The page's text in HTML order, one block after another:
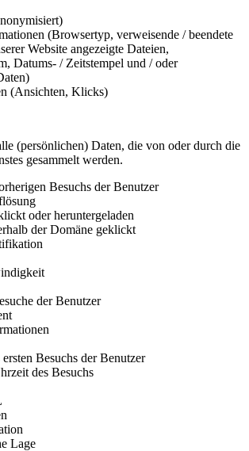
(Browsertyp, verweisende / beendete
Website angezeigte Dateien,
Datums- / Zeitstempel und / oder
(Ansichten, Klicks)
(persönlichen) Daten, die von oder durch die
gesammelt werden.
Besuchs der Benutzer
oder heruntergeladen
der Domäne geklickt
der Benutzer
Besuchs der Benutzer
des Besuchs
Lage